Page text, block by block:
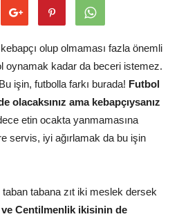
olup olmaması fazla önemli
oynamak kadar da beceri istemez.
işin, futbolla farkı burada! Futbol
olacaksınız ama kebapçıysanız
etin ocakta yanmamasına
servis, iyi ağırlamak da bu işin
tabana zıt iki meslek dersek
ve Centilmenlik ikisinin de